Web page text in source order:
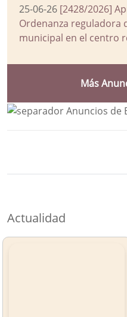
25-06-26 [2428/2026]
Ordenanza reguladora
municipal en el centro
Más
Actualidad